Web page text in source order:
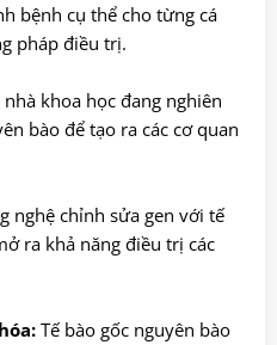
bệnh cụ thể cho từng cá
pháp điều trị.
nhà khoa học đang nghiên
bào để tạo ra các cơ quan
nghệ chỉnh sửa gen với tế
ra khả năng điều trị các
Tế bào gốc nguyên bào